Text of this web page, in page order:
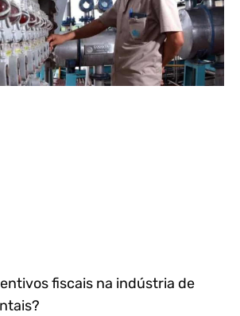
fiscais na indústria de